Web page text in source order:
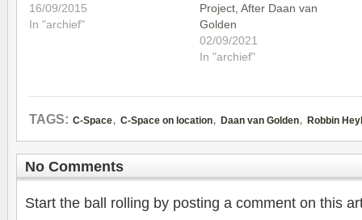
16/09/2015
In "archief"
Project, After Daan van
Golden
02/09/2021
In "archief"
TAGS: C-Space, C-Space on location, Daan van Golden, Robbin
No Comments
Start the ball rolling by posting a comment on this